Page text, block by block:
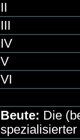
II
III
IV
V
VI
Beute: Die
spezialisierter